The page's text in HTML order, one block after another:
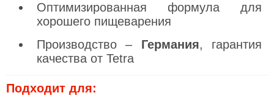
Оптимизированная формула для
хорошего пищеварения
Производство – Германия, гарантия
качества от Tetra
Подходит для: